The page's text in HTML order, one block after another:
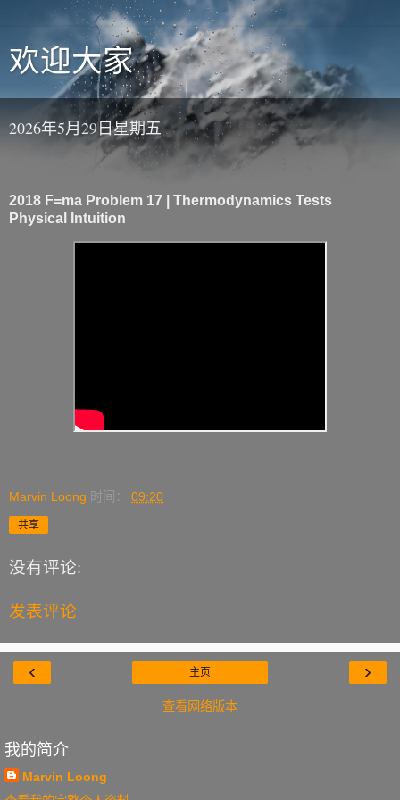
欢迎大家
2026年5月29日星期五
2018 F=ma Problem 17 | Thermodynamics Tests
Physical Intuition
Marvin Loong 时间： 09:20
共享
没有评论:
发表评论
‹ ›
主页
查看网络版本
我的简介
Marvin Loong